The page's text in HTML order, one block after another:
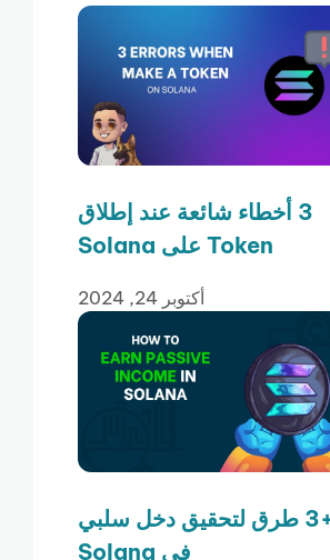
3 أخطاء شائعة عند إطلاق
Token على Solana
أكتوبر 24, 2024
3+1 طرق لتحقيق دخل سلبي
في Solana